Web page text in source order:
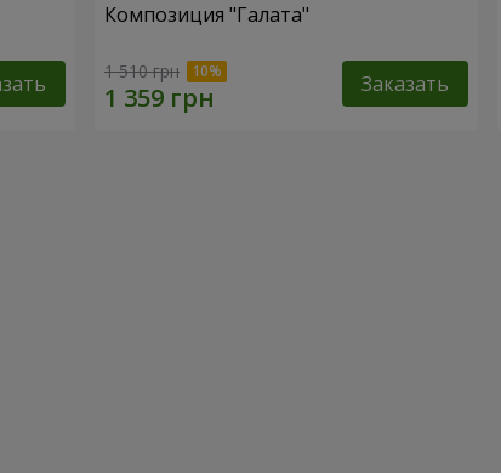
Композиция "Галата"
1 510 грн Заказать